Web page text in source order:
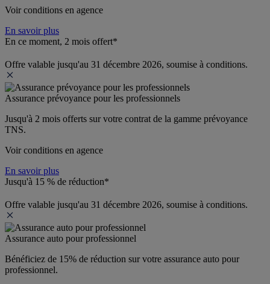
Voir conditions en agence
En savoir plus
En ce moment, 2 mois offert*
Offre valable jusqu'au 31 décembre 2026, soumise à conditions.
Assurance prévoyance pour les professionnels
Jusqu'à 2 mois offerts sur votre contrat de la gamme prévoyance
TNS.
Voir conditions en agence
En savoir plus
Jusqu'à 15 % de réduction*
Offre valable jusqu'au 31 décembre 2026, soumise à conditions.
Assurance auto pour professionnel
Bénéficiez de 15% de réduction sur votre assurance auto pour
professionnel.